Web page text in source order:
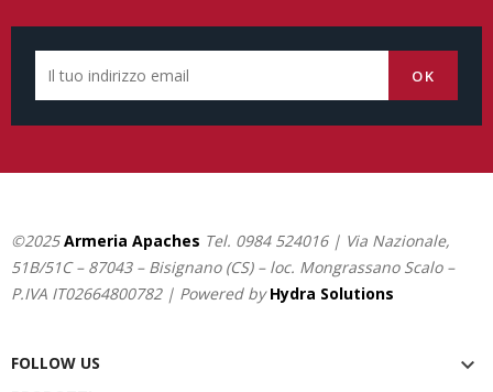
©2025Armeria Apaches Tel. 0984 524016| Via Nazionale,
51B/51C – 87043 – Bisignano (CS) – loc. Mongrassano Scalo –
P.IVA IT02664800782 | Powered byHydra Solutions
FOLLOW US 